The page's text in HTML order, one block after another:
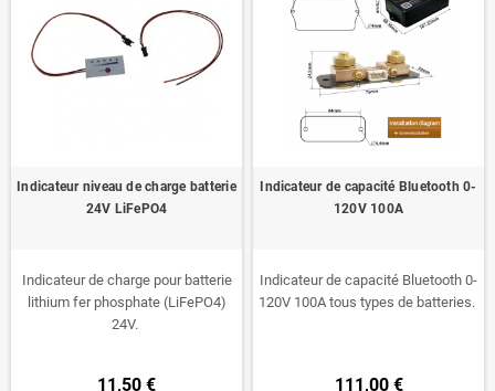
Indicateur niveau de charge batterie
24V LiFePO4
Indicateur de charge pour batterie
lithium fer phosphate (LiFePO4)
24V.
11,50 €
Indicateur de capacité Bluetooth 0-
120V 100A
Indicateur de capacité Bluetooth 0-
120V 100A tous types de batteries.
111,00 €